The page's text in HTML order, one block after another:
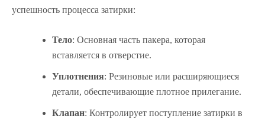
успешность процесса затирки:
Тело: Основная часть пакера, которая
вставляется в отверстие.
Уплотнения: Резиновые или расширяющиеся
детали, обеспечивающие плотное прилегание.
Клапан: Контролирует поступление затирки в